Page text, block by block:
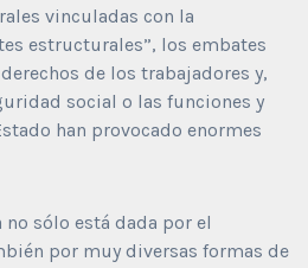
vinculadas con la
estructurales”, los embates
de los trabajadores y,
social o las funciones y
han provocado enormes
sólo está dada por el
por muy diversas formas de